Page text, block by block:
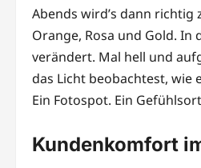
Abends wird’s dann
Orange, Rosa und Gold. In
verändert. Mal hell und
das Licht beobachtest, wie
Ein Fotospot. Ein
Kundenkomfort